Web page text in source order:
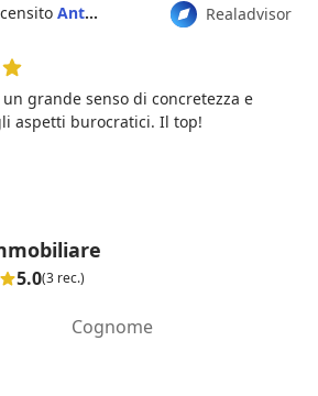
Realadvisor
Antonia Sabatini
un grande senso di concretezza e
aspetti burocratici. Il top!
5.0(3 rec.)